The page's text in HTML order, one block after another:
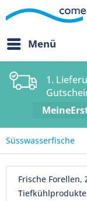
Menü
1.
Süsswasserfische
Frische